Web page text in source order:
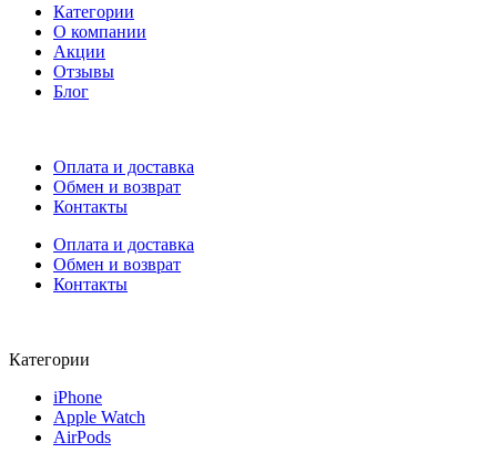
Категории
О компании
Акции
Отзывы
Блог
Оплата и доставка
Обмен и возврат
Контакты
Оплата и доставка
Обмен и возврат
Контакты
Категории
iPhone
Apple Watch
AirPods